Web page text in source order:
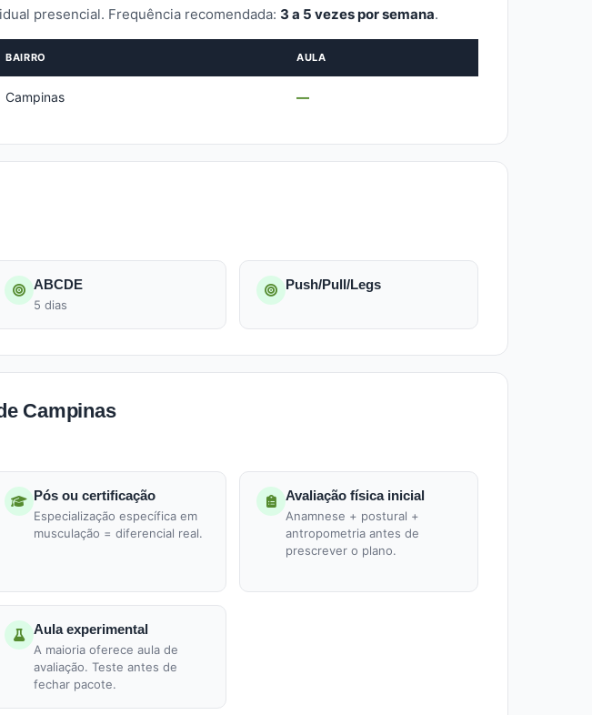
presencial. Frequência recomendada: 3 a 5 vezes por semana.
BAIRRO AULA
Campinas —
ABCDE
5 dias
Push/Pull/Legs
Campinas
Pós ou certificação
Especialização específica em
musculação = diferencial real.
Avaliação física inicial
Anamnese + postural +
antropometria antes de
prescrever o plano.
Aula experimental
A maioria oferece aula de
avaliação. Teste antes de
fechar pacote.